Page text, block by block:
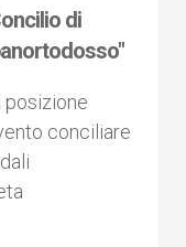
di
posizione
conciliare